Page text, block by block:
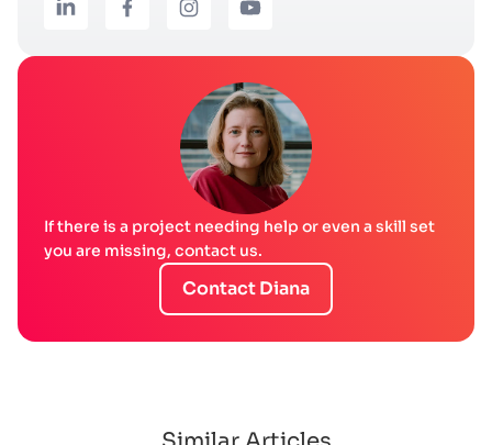
If there is a project needing help or even a skill set
you are missing, contact us.
Contact Diana